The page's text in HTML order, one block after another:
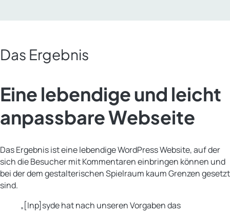
Das Ergebnis
Eine lebendige und leicht
anpassbare Webseite
Das Ergebnis ist eine lebendige WordPress Website, auf der
sich die Besucher mit Kommentaren einbringen können und
bei der dem gestalterischen Spielraum kaum Grenzen gesetzt
sind.
„[Inp]syde hat nach unseren Vorgaben das